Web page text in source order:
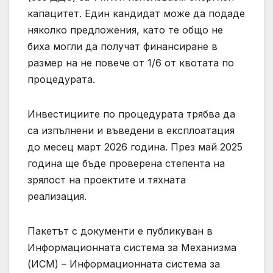
капацитет. Един кандидат може да подаде
няколко предложения, като те общо не
биха могли да получат финансиране в
размер на не повече от 1/6 от квотата по
процедурата.
Инвестициите по процедурата трябва да
са изпълнени и въведени в експлоатация
до месец март 2026 година. През май 2025
година ще бъде проверена степента на
зрялост на проектите и тяхната
реализация.
Пакетът с документи е публикуван в
Информационната система за Механизма
(ИСМ) – Информационната система за